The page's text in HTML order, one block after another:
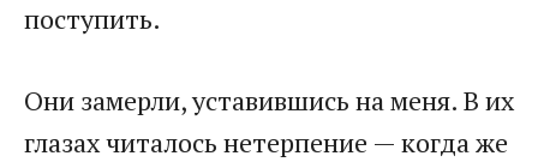
поступить.
Они замерли, уставившись на меня. В их
глазах читалось нетерпение — когда же